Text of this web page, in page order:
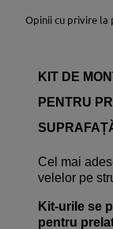
Opinii cu privire la
KIT DE
PENTRU
Cel mai
velelor pe
Kit-urile se
pentru